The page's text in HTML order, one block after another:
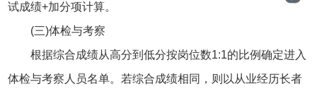
试成绩+加分项计算。
(三)体检与考察
根据综合成绩从高分到低分按岗位数1:1的比例确定进入
体检与考察人员名单。若综合成绩相同，则以从业经历长者